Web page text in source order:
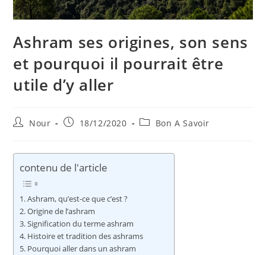
Ashram ses origines, son sens
et pourquoi il pourrait être
utile d’y aller
Auteur/autrice
publication :
Nour
Publication
18/12/2020
PostBon A Savoir
contenu de l'article
Ashram, qu’est-ce que c’est ?
Origine de l’ashram
Signification du terme ashram
Histoire et tradition des ashrams
Pourquoi aller dans un ashram